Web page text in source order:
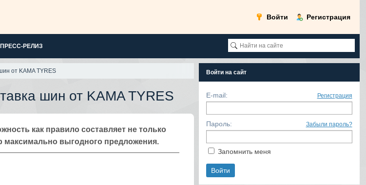
Войти Регистрация
РЕЛИЗ
от KAMA TYRES
шин от KAMA TYRES
как правило составляет не только
максимально выгодного предложения.
Войти на сайт
E-mail: Регистрация
Пароль: Забыли пароль?
Запомнить меня